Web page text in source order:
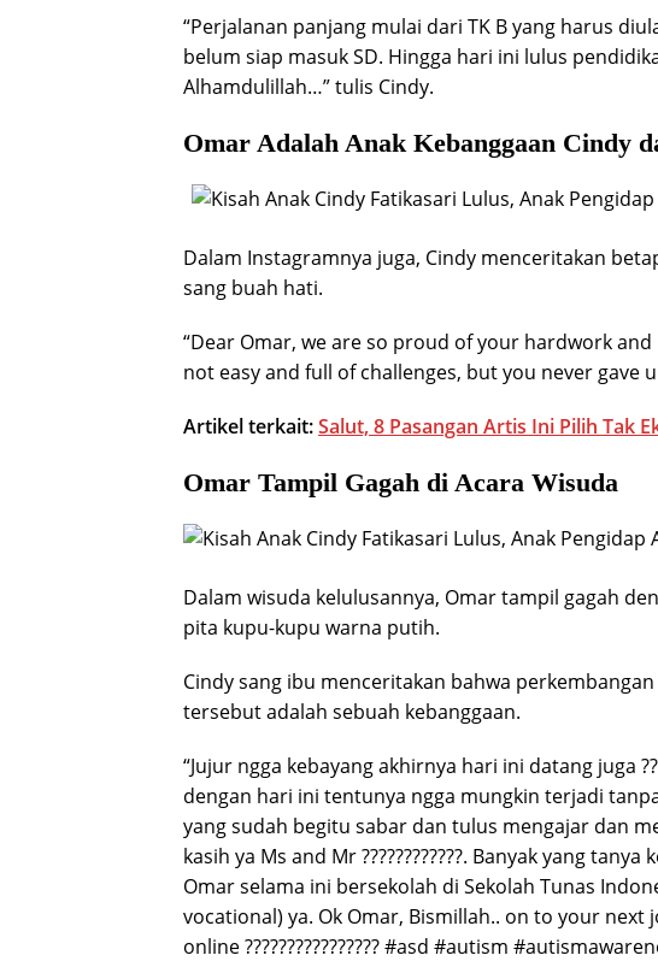
“Perjalanan panjang mulai dari TK B yang harus
belum siap masuk SD. Hingga hari ini lulus
Alhamdulillah…” tulis Cindy.
Omar Adalah Anak Kebanggaan Cindy
Dalam Instagramnya juga, Cindy menceritakan
sang buah hati.
“Dear Omar, we are so proud of your hardwork
not easy and full of challenges, but you never gave
Artikel terkait:Salut, 8 Pasangan Artis Ini Pilih Tak
Omar Tampil Gagah di Acara Wisuda
Dalam wisuda kelulusannya, Omar tampil gagah
pita kupu-kupu warna putih.
Cindy sang ibu menceritakan bahwa
tersebut adalah sebuah kebanggaan.
“Jujur ngga kebayang akhirnya hari ini datang juga
dengan hari ini tentunya ngga mungkin terjadi
yang sudah begitu sabar dan tulus mengajar dan
kasih ya Ms and Mr ????????????. Banyak yang
Omar selama ini bersekolah di Sekolah Tunas
vocational) ya. Ok Omar, Bismillah.. on to your
online ???????????????? #asd #autism